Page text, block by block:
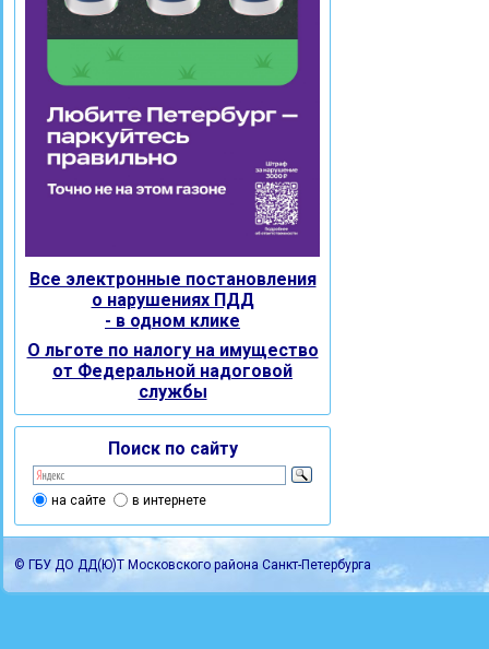
Все электронные постановления
о нарушениях ПДД
- в одном клике
О льготе по налогу на имущество
от Федеральной надоговой
службы
Поиск по сайту
на сайте в интернете
© ГБУ ДО ДД(Ю)Т Московского района Санкт-Петербурга